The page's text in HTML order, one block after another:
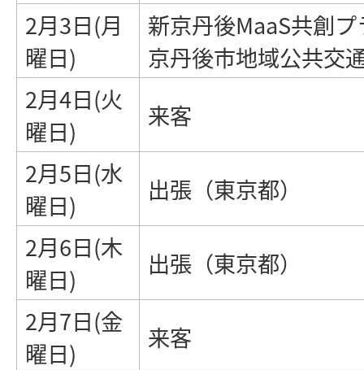
2月3日(月
曜日)
新京丹後MaaS共創
京丹後市地域公共交
2月4日(火
曜日)
来客
2月5日(水
曜日)
出張（東京都）
2月6日(木
曜日)
出張（東京都）
2月7日(金
曜日)
来客